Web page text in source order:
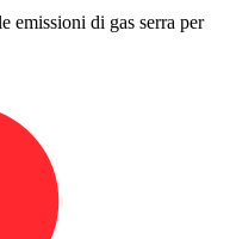
emissioni di gas serra per